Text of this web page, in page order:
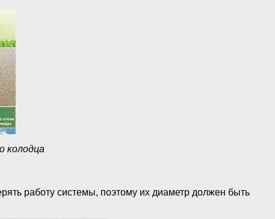
колодца
работу системы, поэтому их диаметр должен быть